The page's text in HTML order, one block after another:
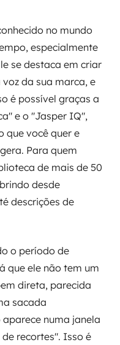
no mundo
especialmente
se destaca em criar
da sua marca, e
é possível graças a
e o "Jasper IQ",
que você quer e
Para quem
de mais de 50
desde
descrições de
o período de
que ele não tem um
direta, parecida
sacada
numa janela
recortes". Isso é